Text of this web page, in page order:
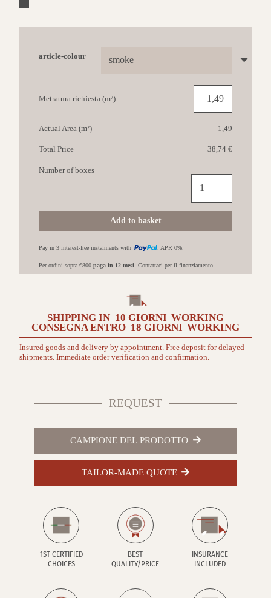
article-colour
Metratura richiesta (m²)
Actual Area (m²) 1,49
Total Price 38,74 €
CAVALLINO
Continental
quantità
Add to basket
Number of boxes
Pay in 3 interest-free instalments with . APR 0%.
Per ordini sopra €800 paga in 12 mesi . Contattaci per il finanziamento.
SHIPPING IN 10 GIORNI WORKING
CONSEGNA ENTRO 18 GIORNI WORKING
Insured goods and delivery by appointment. Free deposit for delayed
shipments. Immediate order verification and confirmation.
REQUEST
CAMPIONE DEL PRODOTTO
TAILOR-MADE QUOTE
1ST CERTIFIED
CHOICES
BEST
QUALITY/PRICE
INSURANCE
INCLUDED